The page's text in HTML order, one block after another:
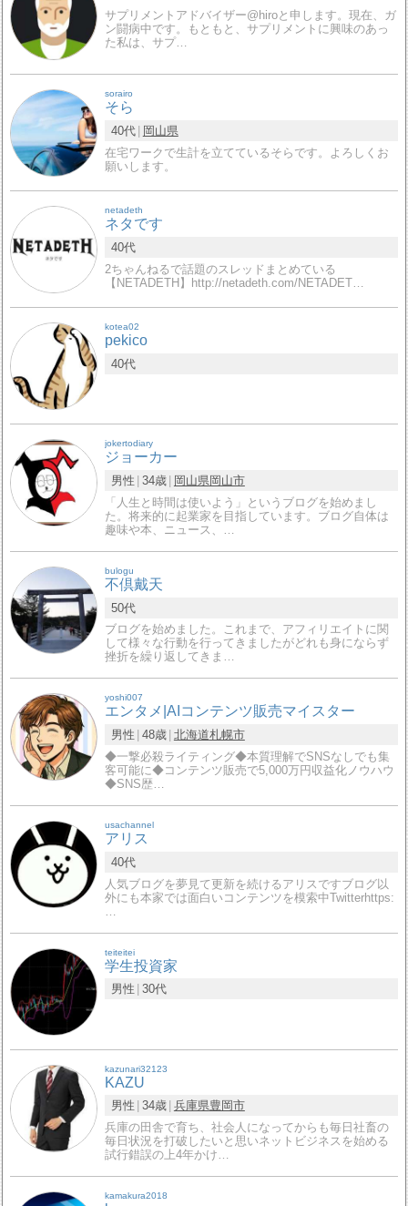
サプリメントアドバイザー@hiroと申します。現在、ガ
ン闘病中です。もともと、サプリメントに興味のあっ
た私は、サプ…
sorairo
そら
40代
岡山県
在宅ワークで生計を立てているそらです。よろしくお
願いします。
netadeth
ネタです
40代
2ちゃんねるで話題のスレッドまとめている
【NETADETH】http://netadeth.com/NETADET…
kotea02
pekico
40代
jokertodiary
ジョーカー
男性 34歳 岡山県 岡山市
「人生と時間は使いよう」というブログを始めまし
た。将来的に起業家を目指しています。ブログ自体は
趣味や本、ニュース、…
bulogu
不倶戴天
50代
ブログを始めました。これまで、アフィリエイトに関
して様々な行動を行ってきましたがどれも身にならず
挫折を繰り返してきま…
yoshi007
エンタメ|AIコンテンツ販売マイスター
男性 48歳 北海道札幌市
◆一撃必殺ライティング◆本質理解でSNSなしでも集
客可能に◆コンテンツ販売で5,000万円収益化ノウハウ
◆SNS歴…
usachannel
アリス
40代
人気ブログを夢見て更新を続けるアリスですブログ以
外にも本家では面白いコンテンツを模索中Twitterhttps:
teiteitei
学生投資家
男性 30代
kazunari32123
KAZU
男性 34歳 兵庫県豊岡市
兵庫の田舎で育ち、社会人になってからも毎日社畜の
毎日状況を打破したいと思いネットビジネスを始める
試行錯誤の上4年かけ…
kamakura2018